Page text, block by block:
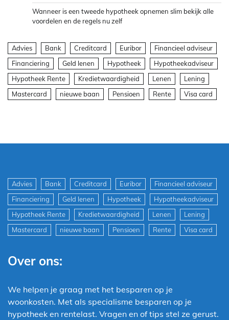
Wanneer is een tweede hypotheek opnemen slim bekijk alle
voordelen en de regels nu zelf
Advies Bank Creditcard Euribor
Financieel adviseur
Financiering
Geld lenen Hypotheek
Hypotheekadviseur
Hypotheek Rente
Kredietwaardigheid Lenen
Lening
Mastercard
nieuwe baan Pensioen Rente Visa card
Advies Bank Creditcard Euribor
Financieel adviseur
Financiering
Geld lenen Hypotheek
Hypotheekadviseur
Hypotheek Rente
Kredietwaardigheid Lenen
Lening
Mastercard
nieuwe baan Pensioen Rente Visa card
Over ons:
We helpen je graag met het besparen op je
woonkosten. Met als specialisme besparen op je
hypotheek en rentelast. Vragen en of tips stel ze gerust.